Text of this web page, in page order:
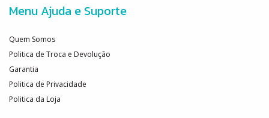
Menu Ajuda e Suporte
Quem Somos
Politica de Troca e Devolução
Garantia
Politica de Privacidade
Politica da Loja